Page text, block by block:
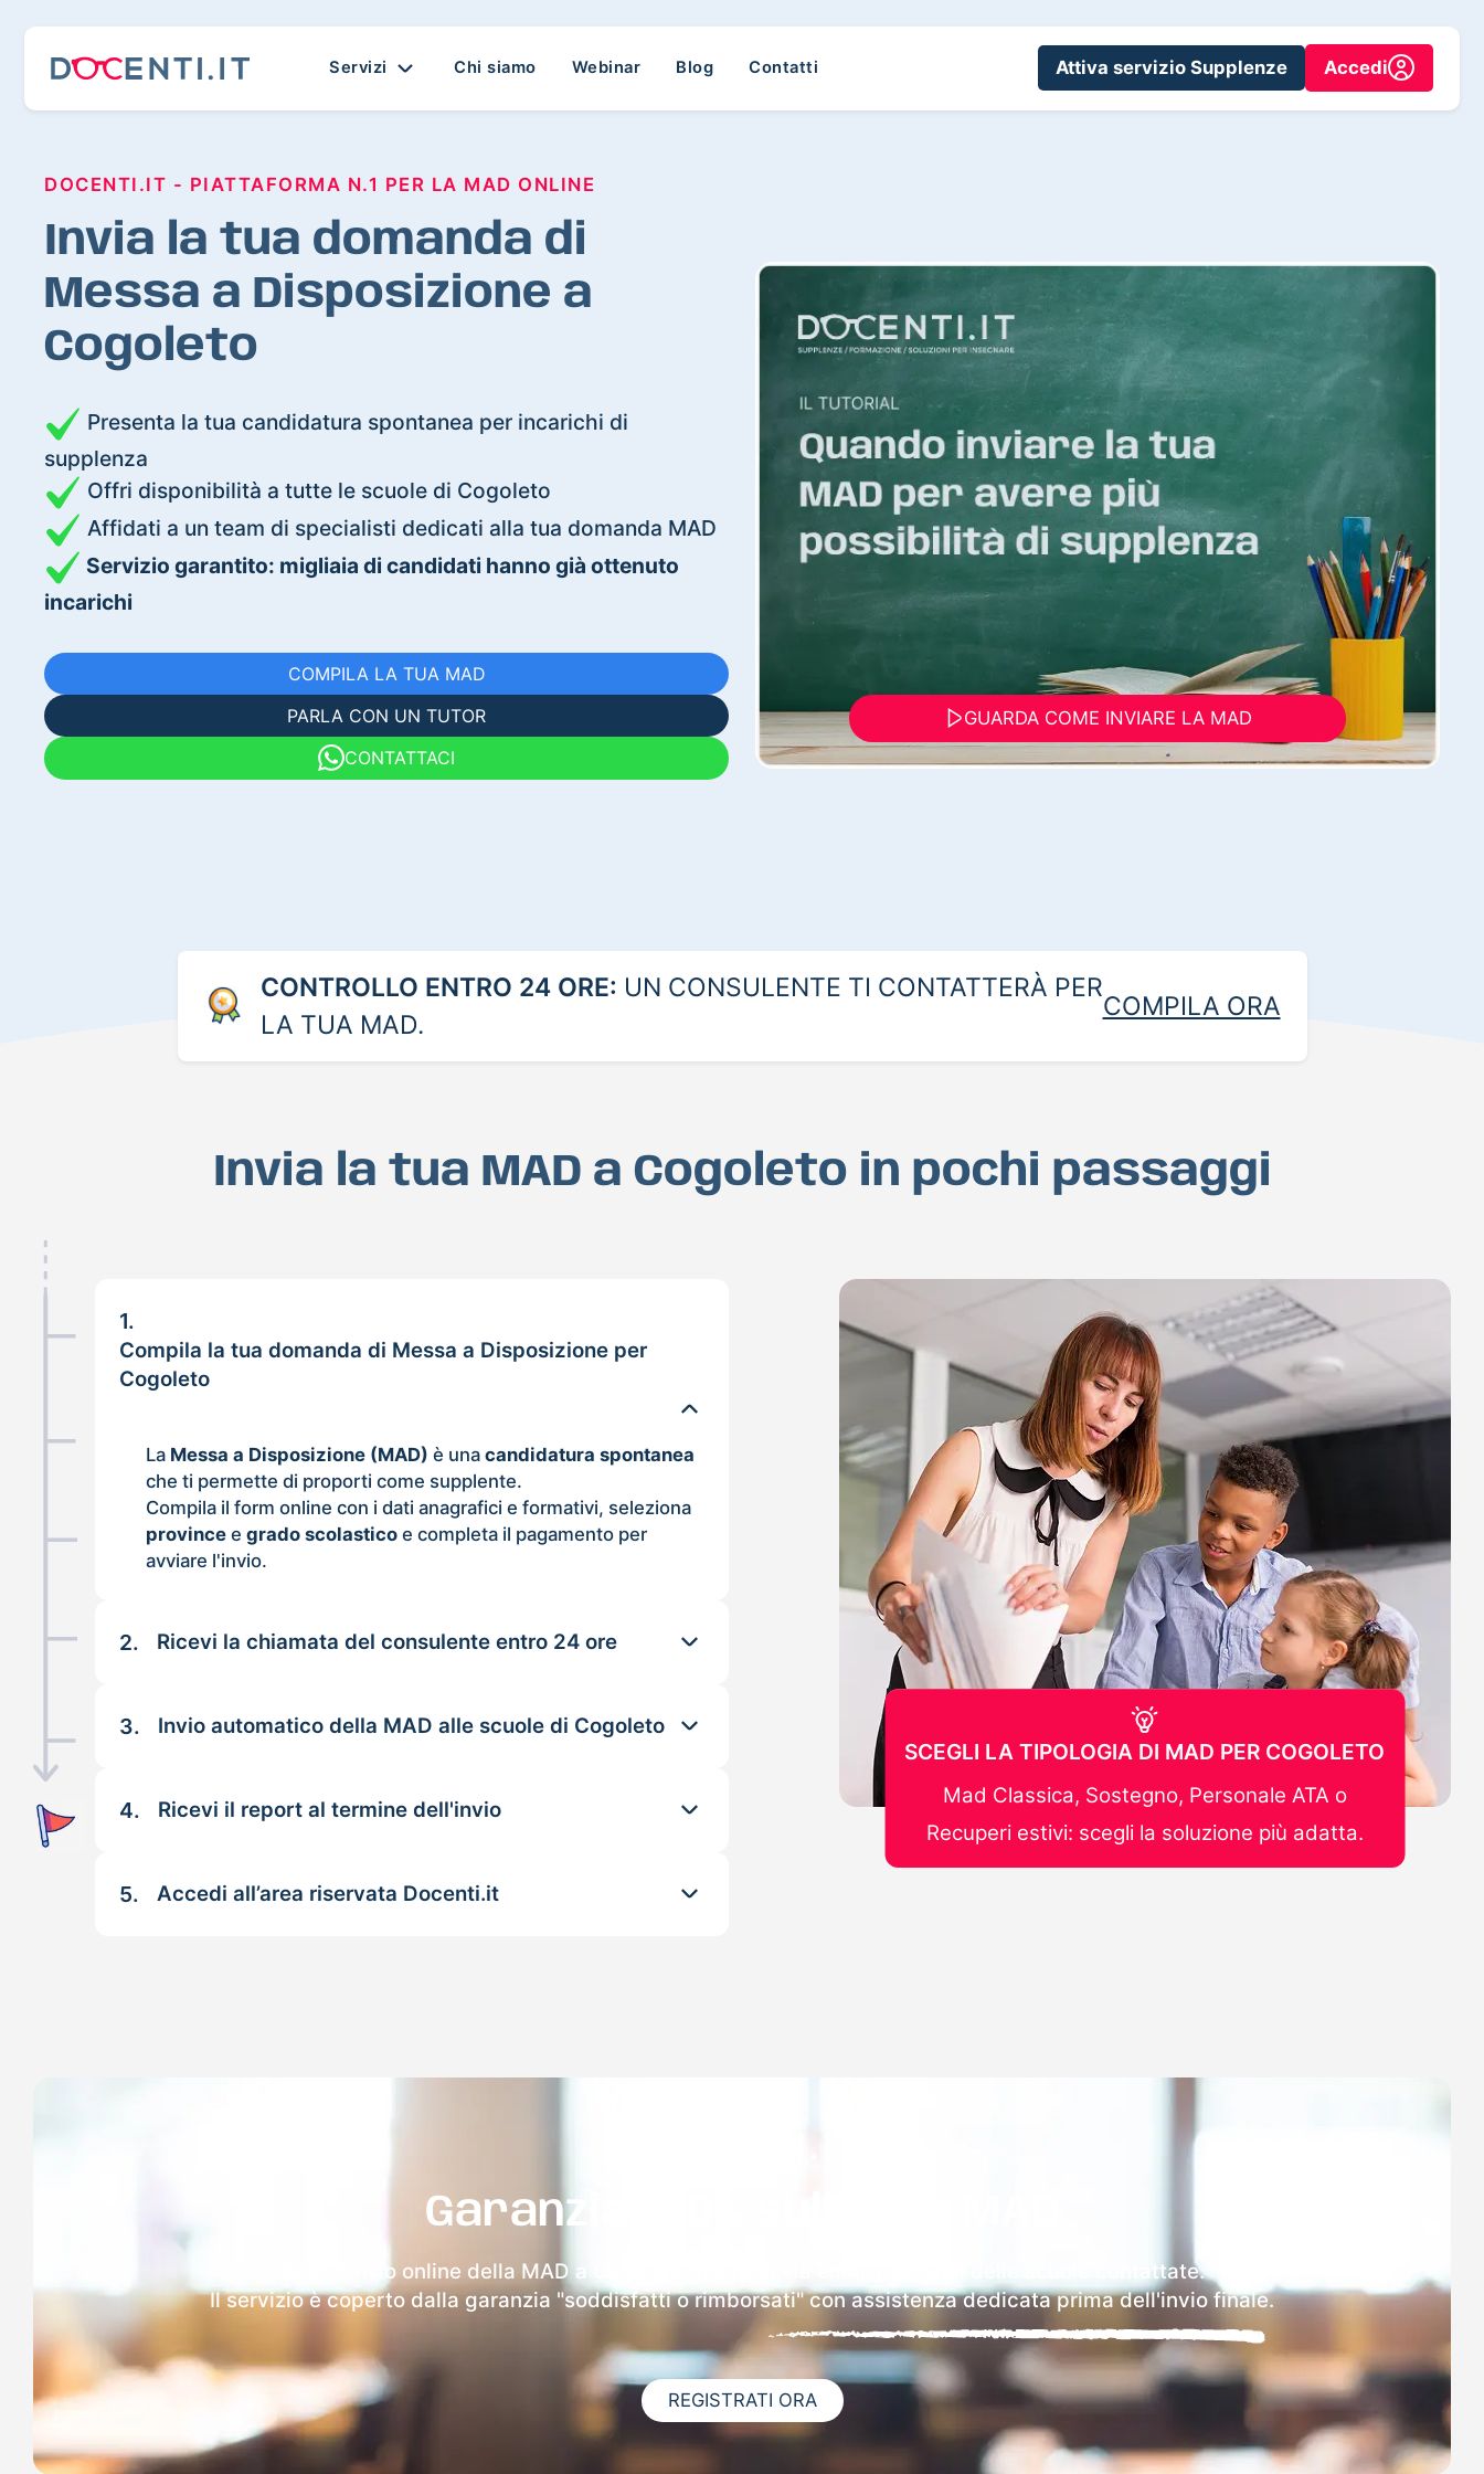
Servizi Chi siamo Webinar Blog Contatti Attiva servizio Supplenze Accedi
DOCENTI.IT - PIATTAFORMA N.1 PER LA MAD ONLINE
Invia la tua domanda di
Messa a Disposizione a
Cogoleto
Presenta la tua candidatura spontanea per incarichi di
supplenza
Offri disponibilità a tutte le scuole di Cogoleto
Affidati a un team di specialisti dedicati alla tua domanda MAD
Servizio garantito: migliaia di candidati hanno già ottenuto
incarichi
COMPILA LA TUA MAD
PARLA CON UN TUTOR
CONTATTACI
GUARDA COME INVIARE LA MAD
CONTROLLO ENTRO 24 ORE: UN CONSULENTE TI CONTATTERÀ PER
LA TUA MAD.
COMPILA ORA
Invia la tua MAD a Cogoleto in pochi passaggi
1.
Compila la tua domanda di Messa a Disposizione per
Cogoleto
La Messa a Disposizione (MAD) è unacandidatura spontanea
che ti permette di proporti come supplente.
Compila il form online con i dati anagrafici e formativi, seleziona
province egrado scolastico e completa il pagamento per
avviare l'invio.
2. Ricevi la chiamata del consulente entro 24 ore
3. Invio automatico della MAD alle scuole di Cogoleto
4. Ricevi il report al termine dell'invio
5. Accedi all’area riservata Docenti.it
SCEGLI LA TIPOLOGIA DI MAD PER COGOLETO
Mad Classica, Sostegno, Personale ATA o
Recuperi estivi: scegli la soluzione più adatta.
Garanzia 100% sulla tua MAD
Dopo l'invio online della MAD a Cogoleto riceverai via email i dettagli delle scuole contattate.
Il servizio è coperto dalla garanzia "soddisfatti o rimborsati" con assistenza dedicata prima dell'invio finale.
REGISTRATI ORA